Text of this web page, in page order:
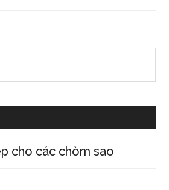
cho các chòm sao